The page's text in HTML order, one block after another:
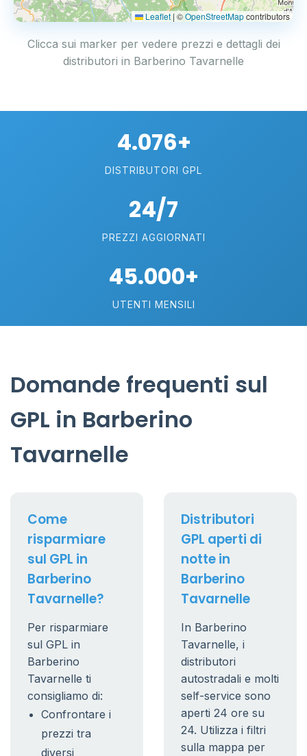
Leaflet | ©OpenStreetMapcontributors
Clicca sui marker per vedere prezzi e dettagli dei
distributori in Barberino Tavarnelle
4.076+
DISTRIBUTORI GPL
24/7
PREZZI AGGIORNATI
45.000+
UTENTI MENSILI
Domande frequenti sul
GPL in Barberino
Tavarnelle
Come
risparmiare
sul GPL in
Barberino
Tavarnelle?
Per risparmiare
sul GPL in
Barberino
Tavarnelle ti
consigliamo di:
Confrontare i
prezzi tra
diversi
Distributori
GPL aperti di
notte in
Barberino
Tavarnelle
In Barberino
Tavarnelle, i
distributori
autostradali e molti
self-service sono
aperti 24 ore su
24. Utilizza i filtri
sulla mappa per